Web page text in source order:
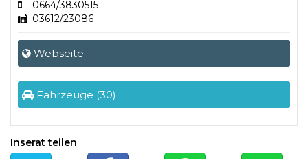
0664/3830515
03612/23086
Webseite
Fahrzeuge (30)
Inserat teilen